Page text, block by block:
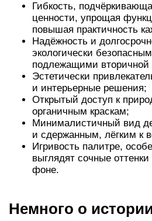
Гибкость,
ценности, упрощая
повышая практичность
Надёжность и
экологически
подлежащими вторичной
Эстетически
и интерьерные решения;
Открытый доступ к
органичным краскам;
Минималистичный вид
и сдержанным, лёгким к
Игривость палитре,
выглядят сочные
фоне.
Немного о